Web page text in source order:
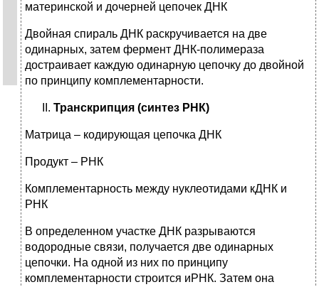
материнской и дочерней цепочек ДНК
Двойная спираль ДНК раскручивается на две
одинарных, затем фермент ДНК-полимераза
достраивает каждую одинарную цепочку до двойной
по принципу комплементарности.
Транскрипция (синтез РНК)
Матрица – кодирующая цепочка ДНК
Продукт – РНК
Комплементарность между нуклеотидами кДНК и
РНК
В определенном участке ДНК разрываются
водородные связи, получается две одинарных
цепочки. На одной из них по принципу
комплементарности строится иРНК. Затем она